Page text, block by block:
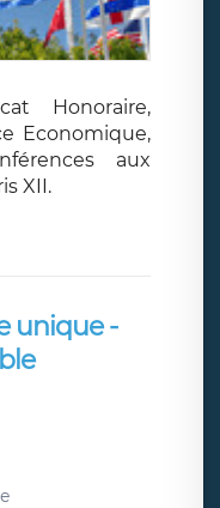
Honoraire,
Economique,
aux
XII.
unique -